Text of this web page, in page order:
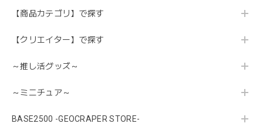
【商品カテゴリ】で探す
【クリエイター】で探す
～推し活グッズ～
～ミニチュア～
BASE2500 -GEOCRAPER STORE-